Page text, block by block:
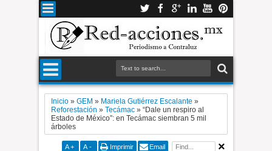
Inicio »GEM » Mariela Gutiérrez Escalante »
Reforestación »Tecámac »“Dale un respiro al
Estado de México”: en Tecámac siembran 5 mil
árboles
A + A - Imprimir Email